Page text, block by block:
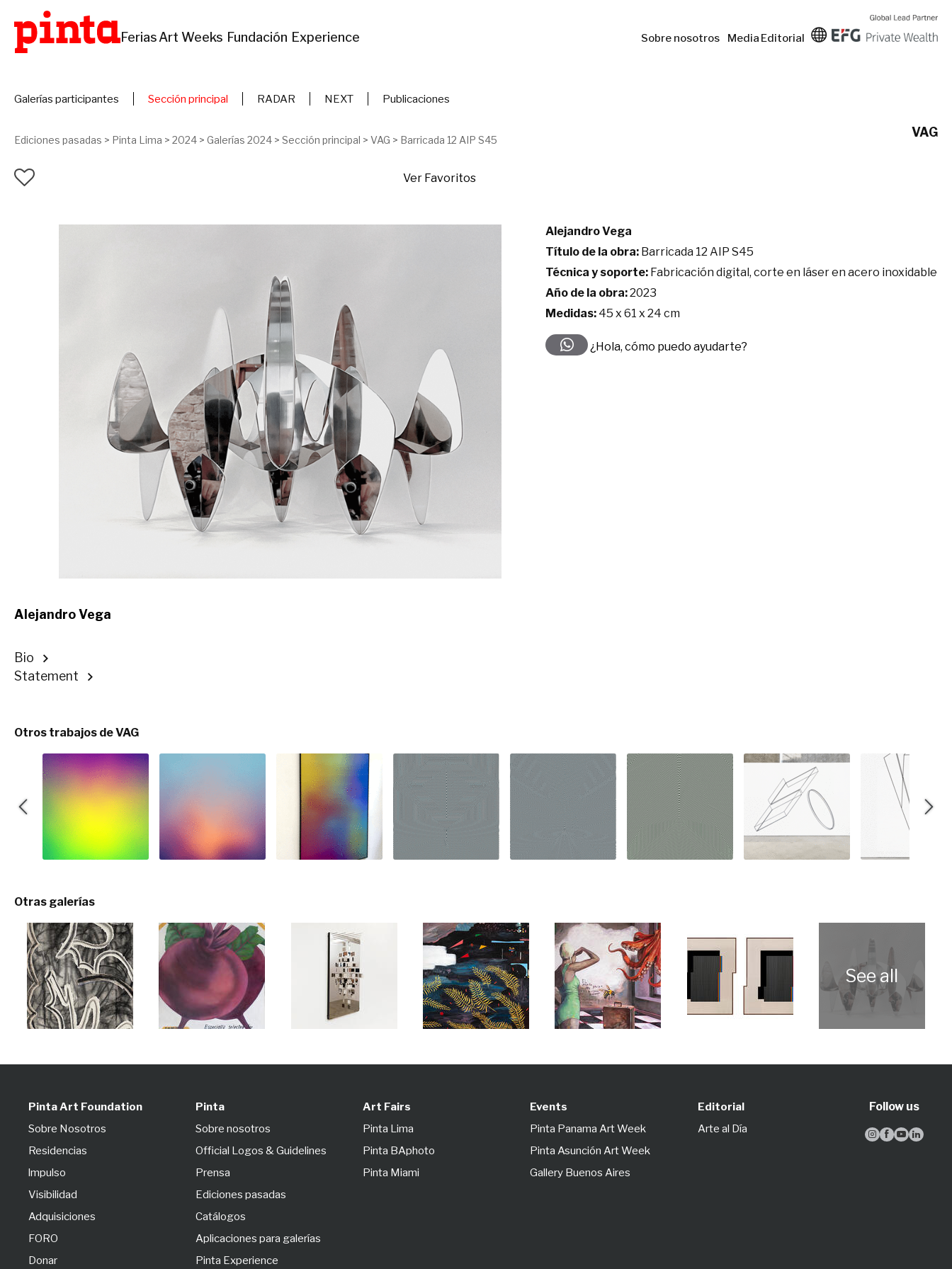
FeriasArt Weeks Fundación Experience Sobre nosotros Media Editorial
Galerías participantes Sección principal RADAR NEXT Publicaciones
Ediciones pasadas > Pinta Lima > 2024 > Galerías 2024 > Sección principal > VAG > Barricada 12 AIP S45
VAG
Ver Favoritos
Alejandro Vega
Bio
Statement
Alejandro Vega
Título de la obra: Barricada 12 AIP S45
Técnica y soporte: Fabricación digital, corte en láser en acero inoxidable
Año de la obra:2023
Medidas: 45 x 61 x 24 cm
¿Hola, cómo puedo ayudarte?
Otros trabajos de VAG
Otras galerías
Pinta Art Foundation
Sobre Nosotros
Residencias
lmpulso
Visibilidad
Adquisiciones
FORO
Donar
Pinta
Sobre nosotros
Official Logos & Guidelines
Prensa
Ediciones pasadas
Catálogos
Aplicaciones para galerías
Pinta Experience
Art Fairs
Pinta Lima
Pinta BAphoto
Pinta Miami
Events
Pinta Panama Art Week
Pinta Asunción Art Week
Gallery Buenos Aires
Editorial
Arte al Día
Follow us
   